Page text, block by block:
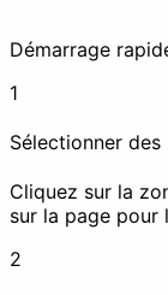
Démarrage
1
Sélectionner des
Cliquez sur la
sur la page pour
2